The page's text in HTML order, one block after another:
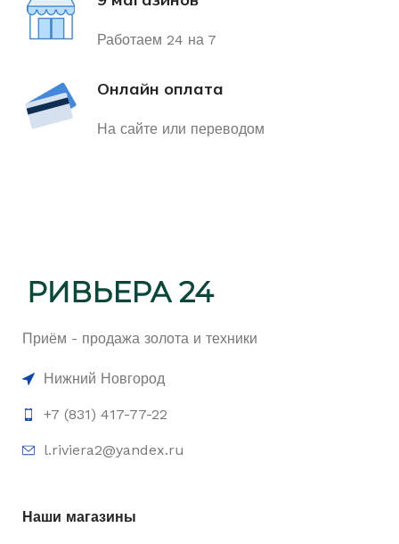
Работаем 24 на 7
Онлайн оплата
На сайте или переводом
Приём - продажа золота и техники
Нижний Новгород
+7 (831) 417-77-22
l.riviera2@yandex.ru
Наши магазины